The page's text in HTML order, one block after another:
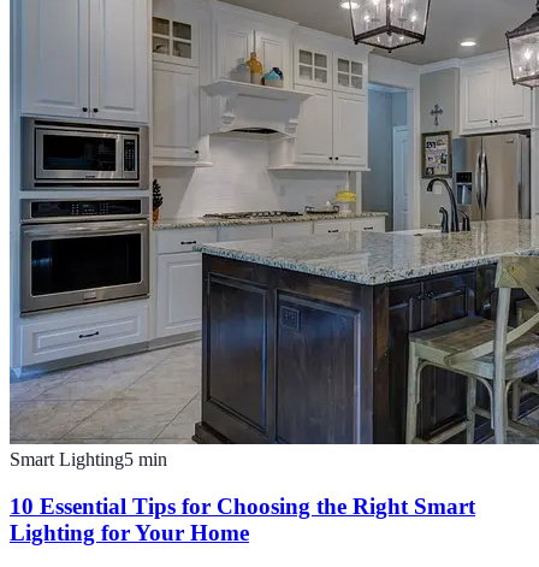
Smart Lighting5 min
10 Essential Tips for Choosing the Right Smart
Lighting for Your Home